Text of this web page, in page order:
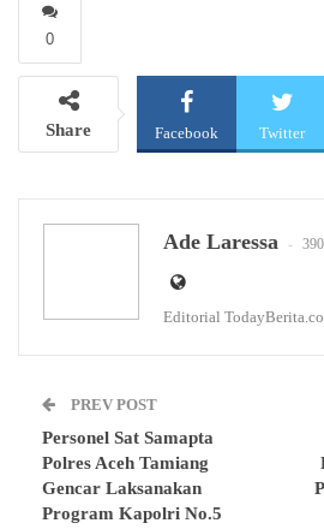
0
Share Facebook Twitter
Ade Laressa
Editorial
PREV POST
Personel Sat Samapta
Polres Aceh Tamiang
Gencar Laksanakan
Program Kapolri No.5